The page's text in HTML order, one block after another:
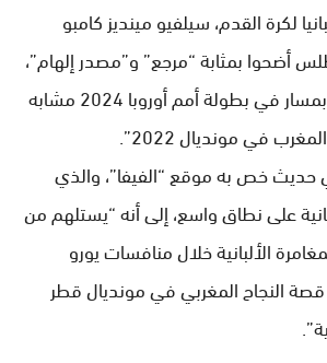
لكرة القدم، سيلفيو مينديز كامبو
أضحوا بمثابة “مرجع” و”مصدر إلهام”،
مشيرا إلى أنه “يحلم بمسار في بطولة أمم أوروبا 2024 مشابه
في مونديال 2022”.
حديث خص به موقع “الفيفا”، والذي
على نطاق واسع، إلى أنه “يستلهم من
الألبانية خلال منافسات يورو
أن قصة النجاح المغربي في مونديال قطر